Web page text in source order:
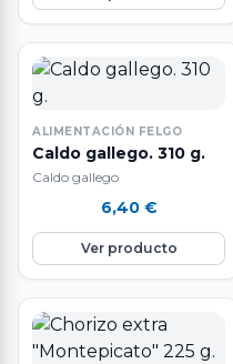
ALIMENTACIÓN FELGO
Caldo gallego. 310 g.
Caldo gallego
6,40 €
Ver producto